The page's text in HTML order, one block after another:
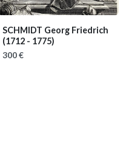
SCHMIDT Georg Friedrich
(1712 - 1775)
300 €